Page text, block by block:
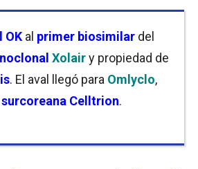
OK al primer biosimilar del
Xolairy propiedad de
. El aval llegó para Omlyclo,
surcoreana Celltrion.